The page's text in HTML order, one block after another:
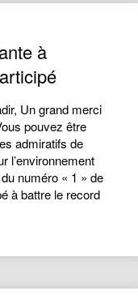
à
Un grand merci
pouvez être
admiratifs de
l’environnement
numéro « 1 » de
à battre le record